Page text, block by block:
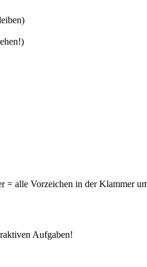
= alle Vorzeichen in der Klammer
Aufgaben!